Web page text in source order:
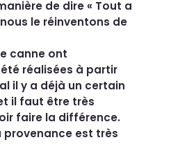
de dire « Tout a
le réinventons de
canne ont
réalisées à partir
il y a déjà un certain
il faut être très
faire la différence.
provenance est très